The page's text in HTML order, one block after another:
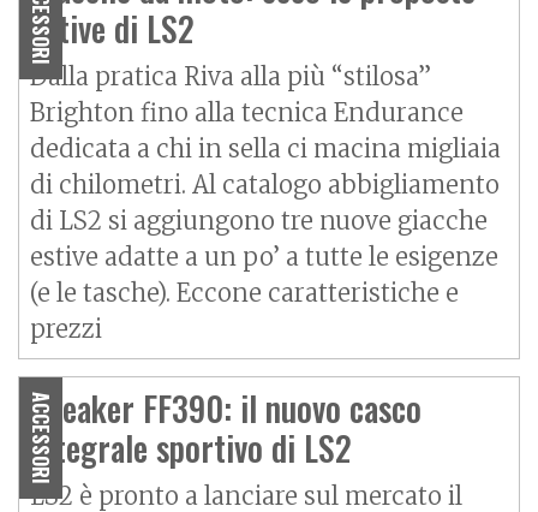
estive di LS2
Dalla pratica Riva alla più “stilosa”
Brighton fino alla tecnica Endurance
dedicata a chi in sella ci macina migliaia
di chilometri. Al catalogo abbigliamento
di LS2 si aggiungono tre nuove giacche
estive adatte a un po’ a tutte le esigenze
(e le tasche). Eccone caratteristiche e
prezzi
ACCESSORI
Breaker FF390: il nuovo casco
integrale sportivo di LS2
LS2 è pronto a lanciare sul mercato il